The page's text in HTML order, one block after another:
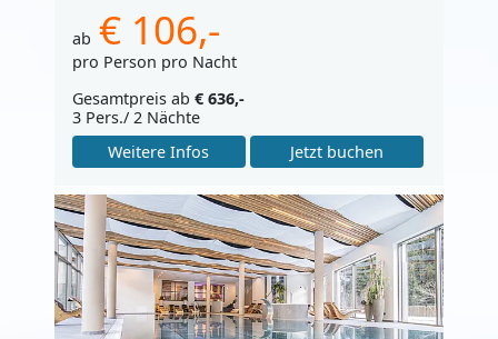
ab € 106,-
pro Person pro Nacht
Gesamtpreis ab € 636,-
3 Pers./ 2 Nächte
Weitere Infos
Jetzt buchen